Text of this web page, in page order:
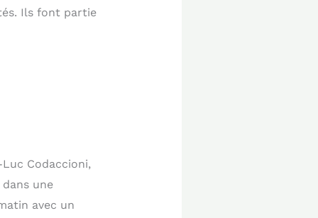
Ils font partie
Codaccioni,
dans une
avec un